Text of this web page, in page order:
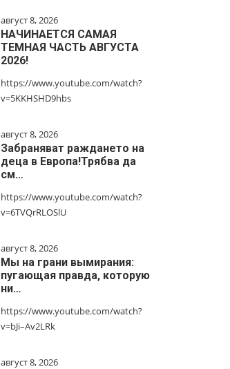
август 8, 2026
НАЧИНАЕТСЯ САМАЯ
ТЕМНАЯ ЧАСТЬ АВГУСТА
2026!
https://www.youtube.com/watch?
v=5KKHSHD9hbs
август 8, 2026
Забраняват раждането на
деца в Европа!Трябва да
см…
https://www.youtube.com/watch?
v=6TVQrRLOSlU
август 8, 2026
Мы на грани вымирания:
пугающая правда, которую
ни…
https://www.youtube.com/watch?
v=bJi–Av2LRk
август 8, 2026